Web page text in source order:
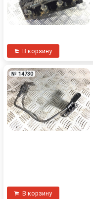
В корзину
№ 14730
В корзину